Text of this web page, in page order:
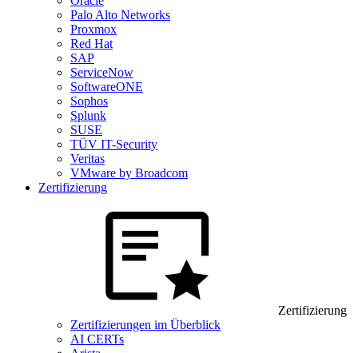
Palo Alto Networks
Proxmox
Red Hat
SAP
ServiceNow
SoftwareONE
Sophos
Splunk
SUSE
TÜV IT-Security
Veritas
VMware by Broadcom
Zertifizierung
Zertifizierung
Zertifizierungen im Überblick
AI CERTs